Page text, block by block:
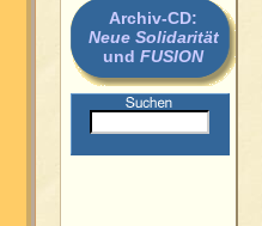
Archiv-CD:
Neue Solidarität
und FUSION